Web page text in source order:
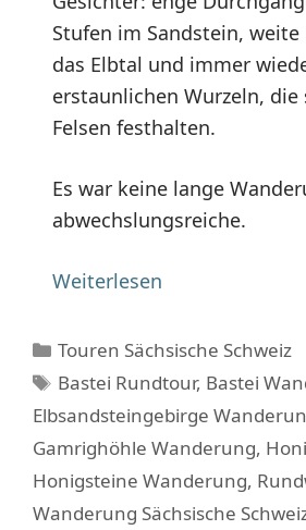
Stufen im Sandstein,
das Elbtal und immer
erstaunlichen Wurzeln, die
Felsen festhalten.
Es war keine lange
abwechslungsreiche.
Weiterlesen
Kategorien
Touren Sächsische Schweiz
Schlagwörter
Bastei Rundtour, Bastei
Elbsandsteingebirge
Gamrighöhle Wanderung,
Honigsteine Wanderung,
Wanderung Sächsische